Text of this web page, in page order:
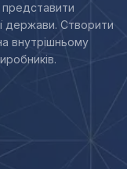
представити
держави. Створити
внутрішньому